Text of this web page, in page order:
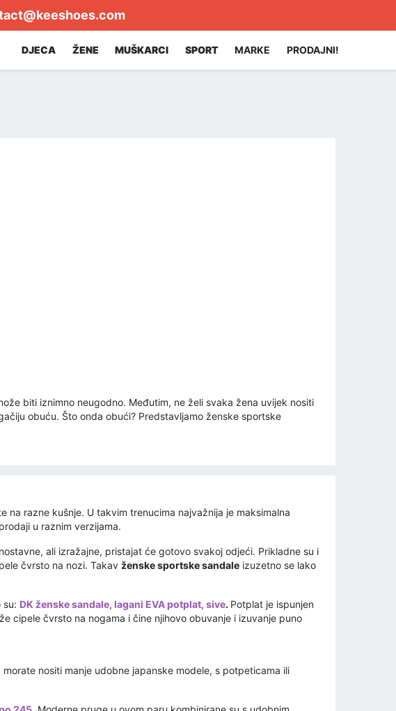
DJECA ŽENE MUŠKARCI SPORT MARKE PRODAJNI!
biti iznimno neugodno. Međutim, ne želi svaka žena uvijek nositi
obuću. Što onda obući? Predstavljamo ženske sportske
razne kušnje. U takvim trenucima najvažnija je maksimalna
u raznim verzijama.
ali izražajne, pristajat će gotovo svakoj odjeći. Prikladne su i
čvrsto na nozi. Takav ženske sportske sandale izuzetno se lako
su: DK ženske sandale, lagani EVA potplat, sive. Potplat je ispunjen
cipele čvrsto na nogama i čine njihovo obuvanje i izuvanje puno
nositi manje udobne japanske modele, s potpeticama ili